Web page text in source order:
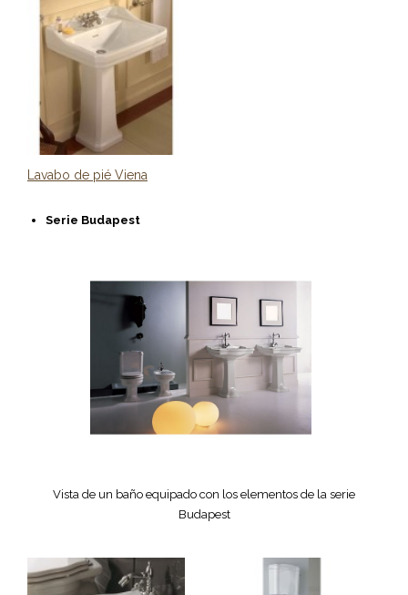
Lavabo de pié Viena
Serie Budapest
Vista de un baño equipado con los elementos de la serie
Budapest